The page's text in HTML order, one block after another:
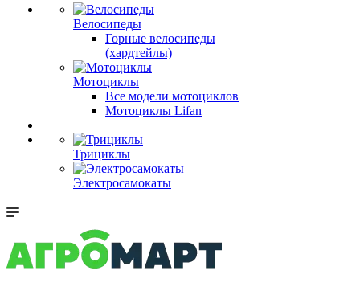
Велосипеды
Горные велосипеды
(хардтейлы)
Мотоциклы
Все модели мотоциклов
Мотоциклы Lifan
Трициклы
Электросамокаты